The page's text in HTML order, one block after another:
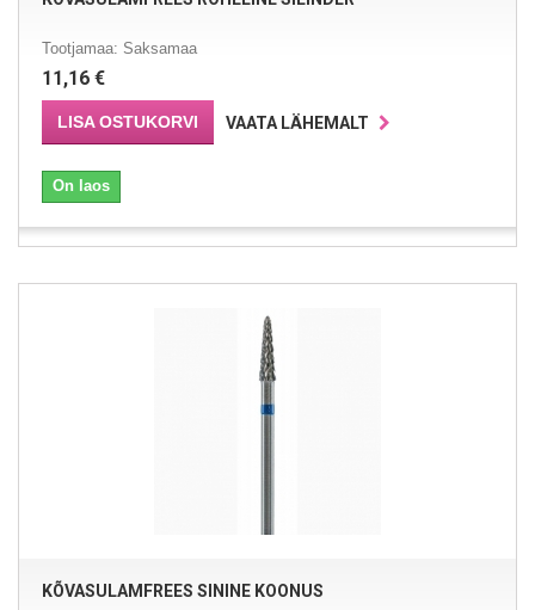
Tootjamaa: Saksamaa
11,16 €
LISA OSTUKORVI VAATA LÄHEMALT
On laos
KÕVASULAMFREES SININE KOONUS